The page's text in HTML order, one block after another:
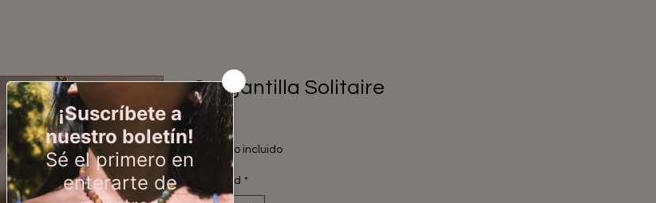
Gargantilla Solitaire
28,00 €
Impuesto incluido
Cantidad *